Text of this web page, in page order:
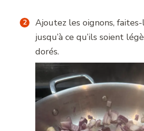
Ajoutez les oignons,
jusqu’à ce qu’ils soient
dorés.